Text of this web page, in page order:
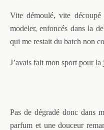
Vite démoulé, vite
modeler, enfoncés dans la
qui me restait du batch non
J’avais fait mon sport pour
Pas de dégradé donc dans
parfum et une douceur